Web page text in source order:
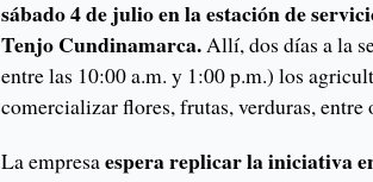
sábado 4 de julio en la estación de
Tenjo Cundinamarca.Allí, dos días a la
entre las 10:00 a.m. y 1:00 p.m.) los
comercializar flores, frutas, verduras, entre
La empresaespera replicar la iniciativa